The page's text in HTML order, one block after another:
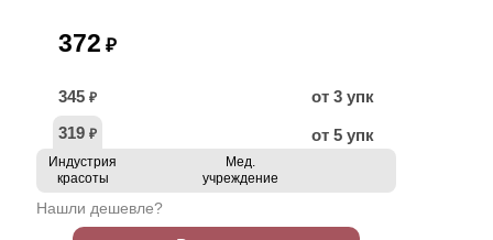
372 ₽
345 ₽
от 3 упк
319 ₽ от 5 упк
Индустрия
красоты
Мед.
учреждение
Нашли дешевле?